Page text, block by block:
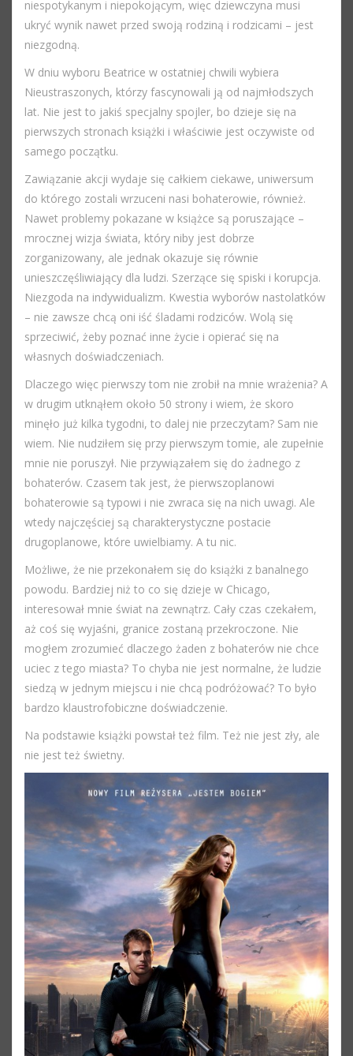
niespotykanym i niepokojącym, więc dziewczyna musi
ukryć wynik nawet przed swoją rodziną i rodzicami – jest
niezgodną.
W dniu wyboru Beatrice w ostatniej chwili wybiera
Nieustraszonych, którzy fascynowali ją od najmłodszych
lat. Nie jest to jakiś specjalny spojler, bo dzieje się na
pierwszych stronach książki i właściwie jest oczywiste od
samego początku.
Zawiązanie akcji wydaje się całkiem ciekawe, uniwersum
do którego zostali wrzuceni nasi bohaterowie, również.
Nawet problemy pokazane w książce są poruszające –
mrocznej wizja świata, który niby jest dobrze
zorganizowany, ale jednak okazuje się równie
unieszczęśliwiający dla ludzi. Szerzące się spiski i korupcja.
Niezgoda na indywidualizm. Kwestia wyborów nastolatków
– nie zawsze chcą oni iść śladami rodziców. Wolą się
sprzeciwić, żeby poznać inne życie i opierać się na
własnych doświadczeniach.
Dlaczego więc pierwszy tom nie zrobił na mnie wrażenia? A
w drugim utknąłem około 50 strony i wiem, że skoro
minęło już kilka tygodni, to dalej nie przeczytam? Sam nie
wiem. Nie nudziłem się przy pierwszym tomie, ale zupełnie
mnie nie poruszył. Nie przywiązałem się do żadnego z
bohaterów. Czasem tak jest, że pierwszoplanowi
bohaterowie są typowi i nie zwraca się na nich uwagi. Ale
wtedy najczęściej są charakterystyczne postacie
drugoplanowe, które uwielbiamy. A tu nic.
Możliwe, że nie przekonałem się do książki z banalnego
powodu. Bardziej niż to co się dzieje w Chicago,
interesował mnie świat na zewnątrz. Cały czas czekałem,
aż coś się wyjaśni, granice zostaną przekroczone. Nie
mogłem zrozumieć dlaczego żaden z bohaterów nie chce
uciec z tego miasta? To chyba nie jest normalne, że ludzie
siedzą w jednym miejscu i nie chcą podróżować? To było
bardzo klaustrofobiczne doświadczenie.
Na podstawie książki powstał też film. Też nie jest zły, ale
nie jest też świetny.